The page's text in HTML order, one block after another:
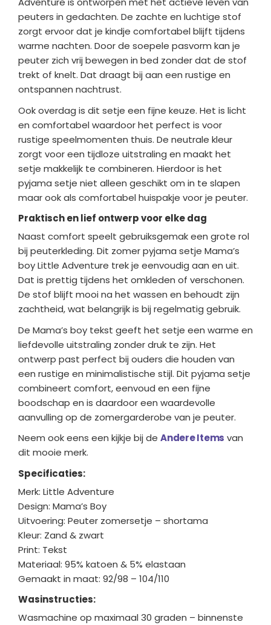
peuters in gedachten. De zachte en luchtige stof
zorgt ervoor dat je kindje comfortabel blijft tijdens
warme nachten. Door de soepele pasvorm kan je
peuter zich vrij bewegen in bed zonder dat de stof
trekt of knelt. Dat draagt bij aan een rustige en
ontspannen nachtrust.
Ook overdag is dit setje een fijne keuze. Het is licht
en comfortabel waardoor het perfect is voor
rustige speelmomenten thuis. De neutrale kleur
zorgt voor een tijdloze uitstraling en maakt het
setje makkelijk te combineren. Hierdoor is het
pyjama setje niet alleen geschikt om in te slapen
maar ook als comfortabel huispakje voor je peuter.
Praktisch en lief ontwerp voor elke dag
Naast comfort speelt gebruiksgemak een grote rol
bij peuterkleding. Dit zomer pyjama setje Mama’s
boy Little Adventure trek je eenvoudig aan en uit.
Dat is prettig tijdens het omkleden of verschonen.
De stof blijft mooi na het wassen en behoudt zijn
zachtheid, wat belangrijk is bij regelmatig gebruik.
De Mama’s boy tekst geeft het setje een warme en
liefdevolle uitstraling zonder druk te zijn. Het
ontwerp past perfect bij ouders die houden van
een rustige en minimalistische stijl. Dit pyjama setje
combineert comfort, eenvoud en een fijne
boodschap en is daardoor een waardevolle
aanvulling op de zomergarderobe van je peuter.
Neem ook eens een kijkje bij de Andere Items van
dit mooie merk.
Specificaties:
Merk: Little Adventure
Design: Mama’s Boy
Uitvoering: Peuter zomersetje – shortama
Kleur: Zand & zwart
Print: Tekst
Materiaal: 95% katoen & 5% elastaan
Gemaakt in maat: 92/98 – 104/110
Wasinstructies:
Wasmachine op maximaal 30 graden – binnenste